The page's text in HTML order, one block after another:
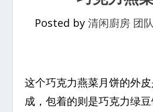
Posted by 清闲廚房 团队
这个巧克力燕菜月饼的外
成，包着的则是巧克力绿